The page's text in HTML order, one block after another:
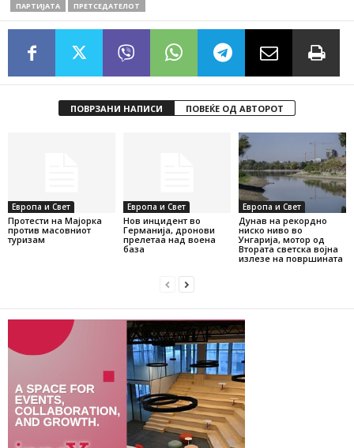
ПАРТИЈАТА
ПРЕТСЕДАТЕЛОТ
ПОВРЗАНИ НАПИСИ ПОВЕЌЕ ОД АВТОРОТ
Европа и Свет
Протести на Мајорка
против масовниот
туризам
Европа и Свет
Нов инцидент во
Германија, дронови
прелетаа над воена
база
Европа и Свет
Дунав на рекордно
ниско ниво во
Унгарија, мотор од
Втората светска војна
излезе на површината